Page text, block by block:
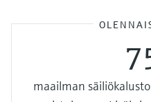
maailman